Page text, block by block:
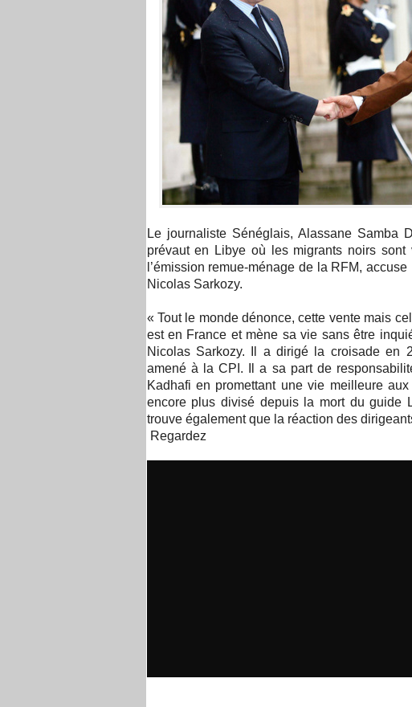
Le journaliste Sénéglais, Alassane Samba
prévaut en Libye où les migrants noirs sont
l’émission remue-ménage de la RFM,
Nicolas Sarkozy.
« Tout le monde dénonce, cette vente mais
est en France et mène sa vie sans être
Nicolas Sarkozy. Il a dirigé la croisade en
amené à la CPI. Il a sa part de
Kadhafi en promettant une vie meilleure
encore plus divisé depuis la mort du guide
trouve également que la réaction des
Regardez